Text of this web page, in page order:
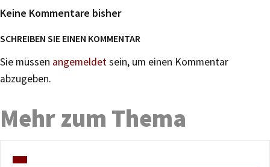
Keine Kommentare bisher
SCHREIBEN SIE EINEN KOMMENTAR
Sie müssen angemeldetsein, um einen Kommentar
abzugeben.
Mehr zum Thema